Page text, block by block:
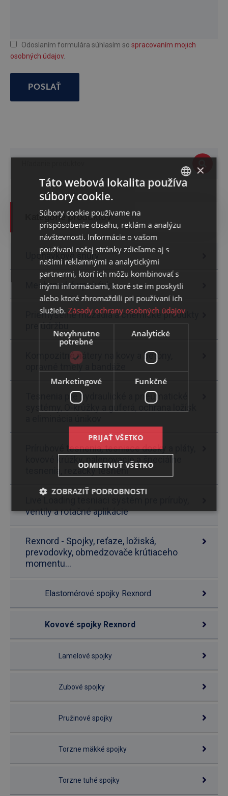
Odoslaním formulára súhlasím so spracovaním mojich
osobných údajov.
POSLAŤ
Kategórie produktov
Upchávkové šnúry
Mechanické upchávky
Priemyselné mazadlá a chemické produkty
pre údržbu
Kompozitné nátery na kovy a betóny,
opravné tmely a bandáže
Tesnenia pre hydraulické a pneumatické
Prírubové tesnenia, tesniace dosky a pláty,
kovové krúžky, nalepovacie a špeciálne
tesnenia, rezačky tesnení
ventily a rotačné aplikácie
Rexnord - Spojky, reťaze, ložiská,
prevodovky, obmedzovače krútiaceho
momentu...
Elastomérové spojky Rexnord
Kovové spojky Rexnord
Lamelové spojky
Zubové spojky
Pružinové spojky
Torzne mäkké spojky
Torzne tuhé spojky
×
Táto webová lokalita používa
súbory cookie.
Súbory cookie používame na
prispôsobenie obsahu, reklám a analýzu
návštevnosti. Informácie o vašom
používaní našej stránky zdieľame aj s
našimi reklamnými a analytickými
partnermi, ktorí ich môžu kombinovať s
inými informáciami, ktoré ste im poskytli
alebo ktoré zhromaždili pri používaní ich
služieb. Zásady ochrany osobných údajov
Nevyhnutne
potrebné
Analytické
Marketingové Funkčné
PRIJAŤ VŠETKO
ODMIETNUŤ VŠETKO
ZOBRAZIŤ PODROBNOSTI